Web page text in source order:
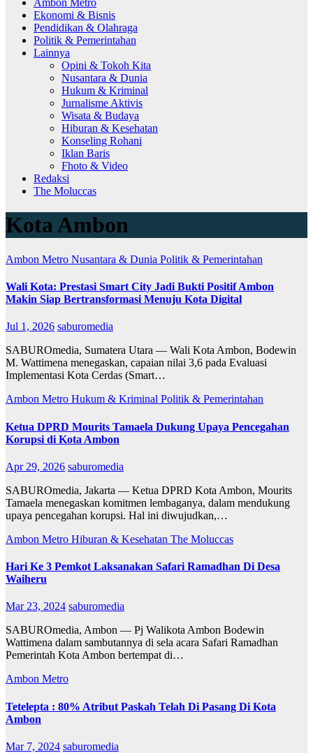
Ekonomi & Bisnis
Pendidikan & Olahraga
Politik & Pemerintahan
Lainnya
Opini & Tokoh Kita
Nusantara & Dunia
Hukum & Kriminal
Jurnalisme Aktivis
Wisata & Budaya
Hiburan & Kesehatan
Konseling Rohani
Iklan Baris
Fhoto & Video
Redaksi
The Moluccas
Kota Ambon
Ambon Metro Nusantara & Dunia Politik & Pemerintahan
Wali Kota: Prestasi Smart City Jadi Bukti Positif Ambon
Makin Siap Bertransformasi Menuju Kota Digital
Jul 1, 2026 saburomedia
SABUROmedia, Sumatera Utara — Wali Kota Ambon, Bodewin
M. Wattimena menegaskan, capaian nilai 3,6 pada Evaluasi
Implementasi Kota Cerdas (Smart…
Ambon Metro Hukum & Kriminal Politik & Pemerintahan
Ketua DPRD Mourits Tamaela Dukung Upaya Pencegahan
Korupsi di Kota Ambon
Apr 29, 2026 saburomedia
SABUROmedia, Jakarta — Ketua DPRD Kota Ambon, Mourits
Tamaela menegaskan komitmen lembaganya, dalam mendukung
upaya pencegahan korupsi. Hal ini diwujudkan,…
Ambon Metro Hiburan & Kesehatan The Moluccas
Hari Ke 3 Pemkot Laksanakan Safari Ramadhan Di Desa
Waiheru
Mar 23, 2024 saburomedia
SABUROmedia, Ambon — Pj Walikota Ambon Bodewin
Wattimena dalam sambutannya di sela acara Safari Ramadhan
Pemerintah Kota Ambon bertempat di…
Ambon Metro
Tetelepta : 80% Atribut Paskah Telah Di Pasang Di Kota
Ambon
Mar 7, 2024 saburomedia